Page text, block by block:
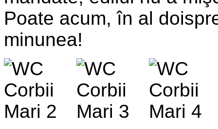
Poate acum, în al
minunea!